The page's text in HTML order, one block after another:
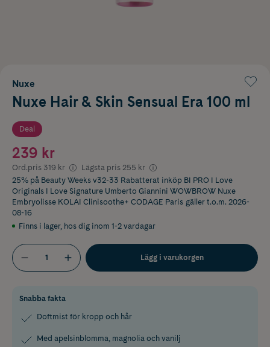
Nuxe
Nuxe Hair & Skin Sensual Era 100 ml
Deal
239 kr
Ord.pris 319 kr Lägsta pris 255 kr
25% på Beauty Weeks v32-33 Rabatterat inköp BI PRO I Love
Originals I Love Signature Umberto Giannini WOWBROW Nuxe
Embryolisse KOLAI Clinisoothe+ CODAGE Paris gäller t.o.m. 2026-
08-16
Finns i lager, hos dig inom 1-2 vardagar
Lägg i varukorgen
Snabba fakta
Doftmist för kropp och hår
Med apelsinblomma, magnolia och vanilj